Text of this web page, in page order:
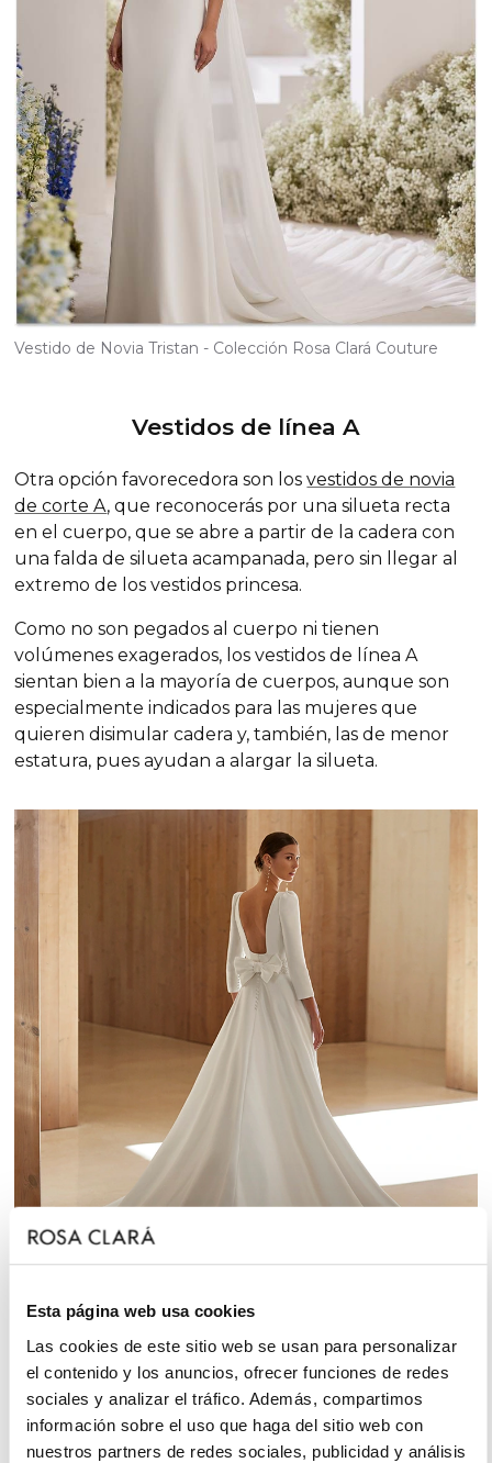
Esta página web usa cookies
Las cookies de este sitio web se usan para personalizar
el contenido y los anuncios, ofrecer funciones de redes
sociales y analizar el tráfico. Además, compartimos
información sobre el uso que haga del sitio web con
nuestros partners de redes sociales, publicidad y análisis
Vestido de Novia Tristan - Colección Rosa Clará Couture
Vestidos de línea A
Otra opción favorecedora son losvestidos de novia
de corte A, que reconocerás por una silueta recta
en el cuerpo, que se abre a partir de la cadera con
una falda de silueta acampanada, pero sin llegar al
extremo de los vestidos princesa.
Como no son pegados al cuerpo ni tienen
volúmenes exagerados, los vestidos de línea A
sientan bien a la mayoría de cuerpos, aunque son
especialmente indicados para las mujeres que
quieren disimular cadera y, también, las de menor
estatura, pues ayudan a alargar la silueta.
Vestido de Novia Arald - Colección Rosa Clará